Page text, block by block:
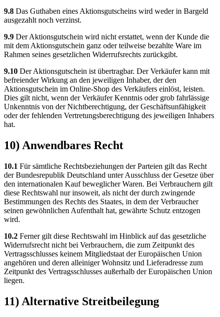
9.8 Das Guthaben eines Aktionsgutscheins wird weder in Bargeld
ausgezahlt noch verzinst.
9.9 Der Aktionsgutschein wird nicht erstattet, wenn der Kunde die
mit dem Aktionsgutschein ganz oder teilweise bezahlte Ware im
Rahmen seines gesetzlichen Widerrufsrechts zurückgibt.
9.10 Der Aktionsgutschein ist übertragbar. Der Verkäufer kann mit
befreiender Wirkung an den jeweiligen Inhaber, der den
Aktionsgutschein im Online-Shop des Verkäufers einlöst, leisten.
Dies gilt nicht, wenn der Verkäufer Kenntnis oder grob fahrlässige
Unkenntnis von der Nichtberechtigung, der Geschäftsunfähigkeit
oder der fehlenden Vertretungsberechtigung des jeweiligen Inhabers
hat.
10) Anwendbares Recht
10.1 Für sämtliche Rechtsbeziehungen der Parteien gilt das Recht
der Bundesrepublik Deutschland unter Ausschluss der Gesetze über
den internationalen Kauf beweglicher Waren. Bei Verbrauchern gilt
diese Rechtswahl nur insoweit, als nicht der durch zwingende
Bestimmungen des Rechts des Staates, in dem der Verbraucher
seinen gewöhnlichen Aufenthalt hat, gewährte Schutz entzogen
wird.
10.2 Ferner gilt diese Rechtswahl im Hinblick auf das gesetzliche
Widerrufsrecht nicht bei Verbrauchern, die zum Zeitpunkt des
Vertragsschlusses keinem Mitgliedstaat der Europäischen Union
angehören und deren alleiniger Wohnsitz und Lieferadresse zum
Zeitpunkt des Vertragsschlusses außerhalb der Europäischen Union
liegen.
11) Alternative Streitbeilegung